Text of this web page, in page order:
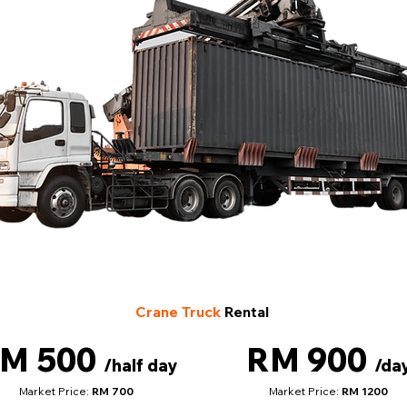
Crane Truck Rental
RM 900 /
Market Price: RM 1200
500 /half day
Market Price: RM 700